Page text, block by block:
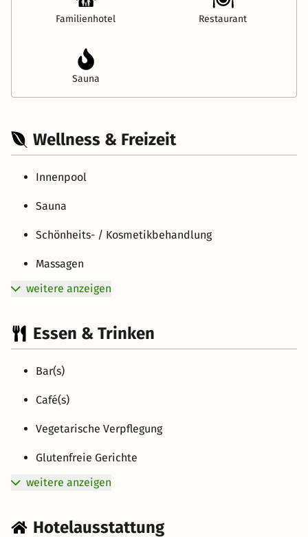
Familienhotel Restaurant
Sauna
Wellness & Freizeit
Innenpool
Sauna
Schönheits- / Kosmetikbehandlung
Massagen
weitere anzeigen
Essen & Trinken
Bar(s)
Café(s)
Vegetarische Verpflegung
Glutenfreie Gerichte
weitere anzeigen
Hotelausstattung